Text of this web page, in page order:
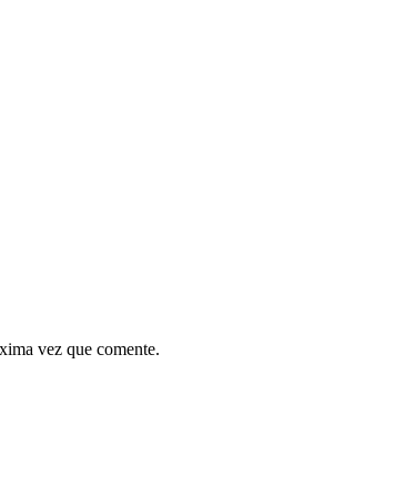
vez que comente.